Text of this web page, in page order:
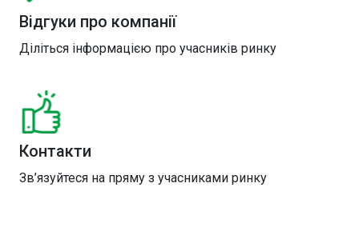
Відгуки про компанії
Діліться інформацією про учасників ринку
Контакти
Зв’язуйтеся на пряму з учасниками ринку